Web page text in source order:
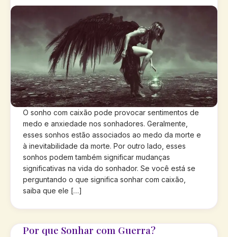
O sonho com caixão pode provocar sentimentos de
medo e anxiedade nos sonhadores. Geralmente,
esses sonhos estão associados ao medo da morte e
à inevitabilidade da morte. Por outro lado, esses
sonhos podem também significar mudanças
significativas na vida do sonhador. Se você está se
perguntando o que significa sonhar com caixão,
saiba que ele […]
Por que Sonhar com Guerra?